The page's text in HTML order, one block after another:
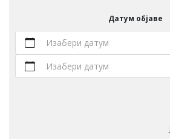
Датум објаве
Изабери датум
Изабери датум